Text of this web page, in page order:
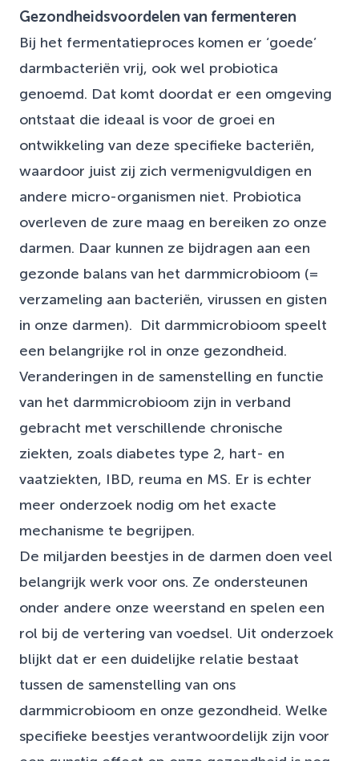
Gezondheidsvoordelen van fermenteren
Bij het fermentatieproces komen er ‘goede’
darmbacteriën vrij, ook wel probiotica
genoemd. Dat komt doordat er een omgeving
ontstaat die ideaal is voor de groei en
ontwikkeling van deze specifieke bacteriën,
waardoor juist zij zich vermenigvuldigen en
andere micro-organismen niet. Probiotica
overleven de zure maag en bereiken zo onze
darmen. Daar kunnen ze bijdragen aan een
gezonde balans van het darmmicrobioom (=
verzameling aan bacteriën, virussen en gisten
in onze darmen). Dit darmmicrobioom speelt
een belangrijke rol in onze gezondheid.
Veranderingen in de samenstelling en functie
van het darmmicrobioom zijn in verband
gebracht met verschillende chronische
ziekten, zoals diabetes type 2, hart- en
vaatziekten, IBD, reuma en MS. Er is echter
meer onderzoek nodig om het exacte
mechanisme te begrijpen.
De miljarden beestjes in de darmen doen veel
belangrijk werk voor ons. Ze ondersteunen
onder andere onze weerstand en spelen een
rol bij de vertering van voedsel. Uit onderzoek
blijkt dat er een duidelijke relatie bestaat
tussen de samenstelling van ons
darmmicrobioom en onze gezondheid. Welke
specifieke beestjes verantwoordelijk zijn voor